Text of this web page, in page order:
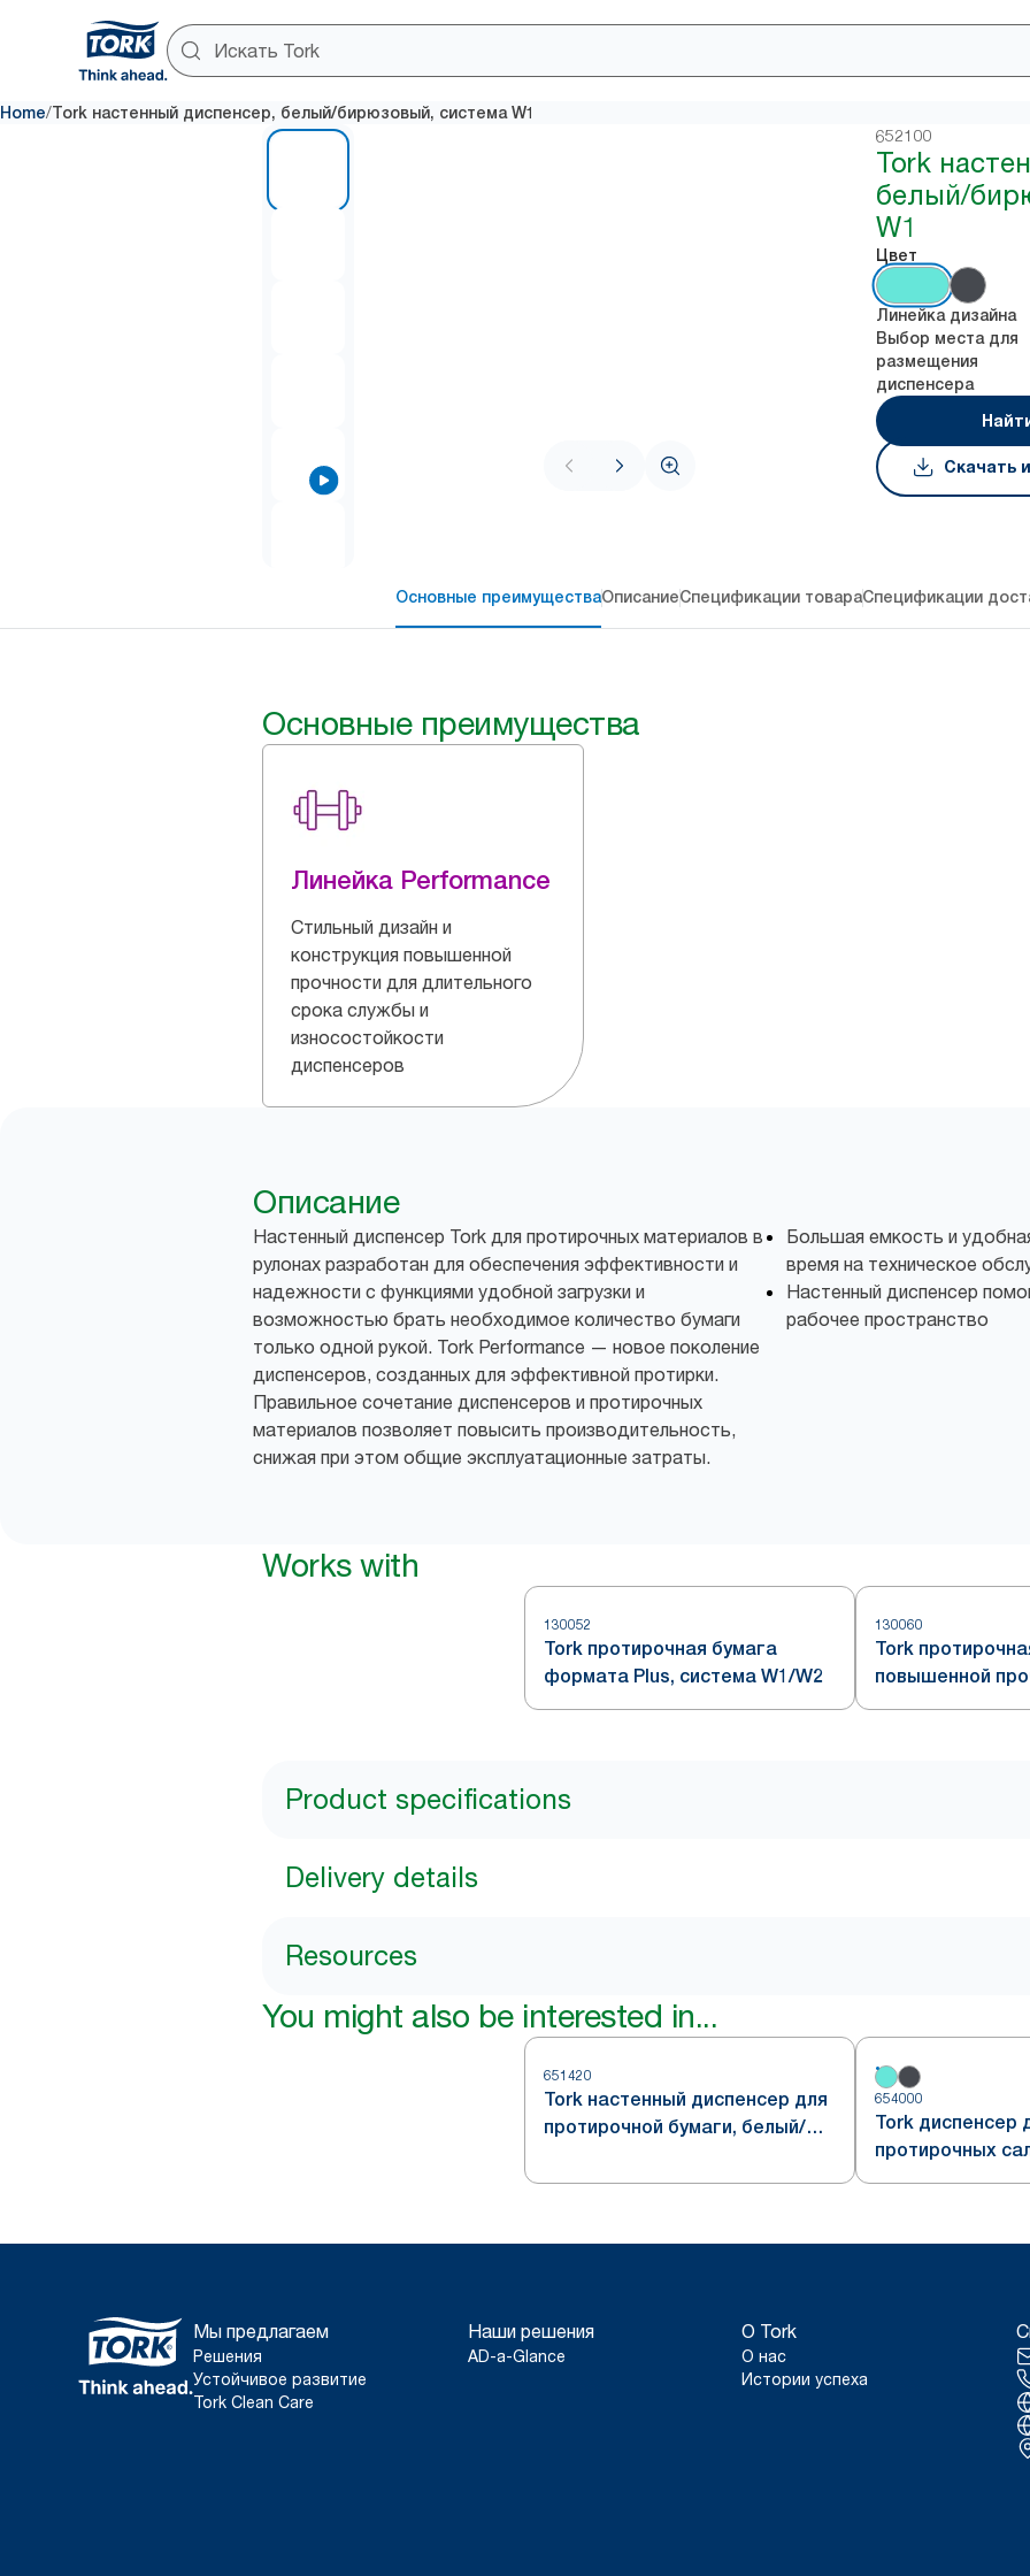
Home/Tork настенный диспенсер, белый/бирюзовый, система W1
652100
Tork
белый/
W1
Цвет
Линейка дизайна
Выбор места для
размещения
диспенсера
Скачать
Основные преимуществаОписаниеСпецификации товараСпецификации
Основные преимущества
Линейка Performance
Стильный дизайн и
конструкция повышенной
прочности для длительного
срока службы и
износостойкости
диспенсеров
Описание
Настенный диспенсер Tork для протирочных материалов в
рулонах разработан для обеспечения эффективности и
надежности с функциями удобной загрузки и
возможностью брать необходимое количество бумаги
только одной рукой. Tork Performance — новое поколение
диспенсеров, созданных для эффективной протирки.
Правильное сочетание диспенсеров и протирочных
материалов позволяет повысить производительность,
снижая при этом общие эксплуатационные затраты.
Большая емкость и
время на техническое
Настенный диспенсер
рабочее пространство
Works with
130052
Tork протирочная бумага
формата Plus, система W1/W2
130060
Tork
повышенной
система W1
Product specifications
Delivery details
Resources
You might also be interested in...
651420
Tork настенный диспенсер для
протирочной бумаги, белый/
водонепроницаемый, система
654000
Tork диспенсер
протирочных
настенный,
Мы предлагаем
Решения
Устойчивое развитие
Tork Clean Care
Наши решения
AD-a-Glance
О Tork
О нас
Истории успеха